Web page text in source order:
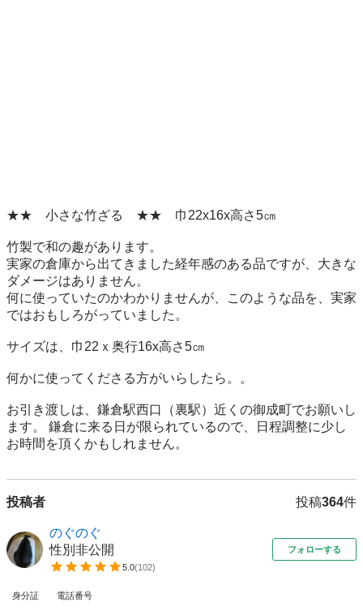
★★　小さな竹ざる　★★　巾22x16x高さ5㎝
竹製で和の趣があります。
実家の倉庫から出てきました経年感のある品ですが、大きな
ダメージはありません。
何に使っていたのかわかりませんが、このような品を、実家
ではおもしろがっていました。
サイズは、巾22ｘ奥行16x高さ5㎝
何かに使ってくださる方がいらしたら。。
お引き渡しは、鎌倉駅西口（裏駅）近くの御成町でお願いし
ます。 鎌倉に来る日が限られているので、日程調整に少し
投稿者 投稿364件
のぐのぐ
性別非公開
5.0(102)
フォローする
身分証 電話番号